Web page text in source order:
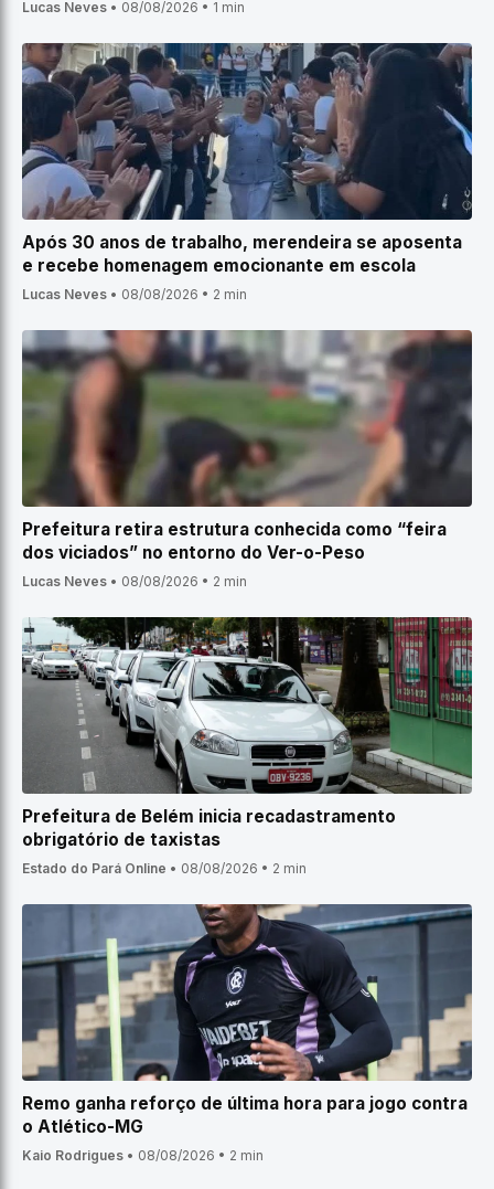
Lucas Neves • 08/08/2026 • 1 min
Após 30 anos de trabalho, merendeira se aposenta
e recebe homenagem emocionante em escola
Lucas Neves • 08/08/2026 • 2 min
Prefeitura retira estrutura conhecida como “feira
dos viciados” no entorno do Ver-o-Peso
Lucas Neves • 08/08/2026 • 2 min
Prefeitura de Belém inicia recadastramento
obrigatório de taxistas
Estado do Pará Online • 08/08/2026 • 2 min
Remo ganha reforço de última hora para jogo contra
o Atlético-MG
Kaio Rodrigues • 08/08/2026 • 2 min